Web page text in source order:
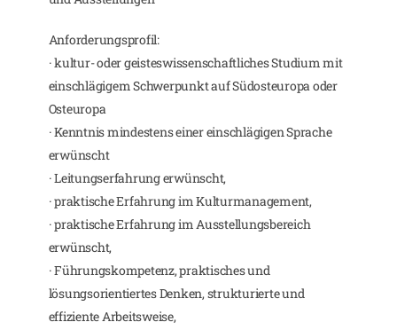
Anforderungsprofil:
· kultur- oder geisteswissenschaftliches Studium mit
einschlägigem Schwerpunkt auf Südosteuropa oder
Osteuropa
· Kenntnis mindestens einer einschlägigen Sprache
erwünscht
· Leitungserfahrung erwünscht,
· praktische Erfahrung im Kulturmanagement,
· praktische Erfahrung im Ausstellungsbereich
erwünscht,
· Führungskompetenz, praktisches und
lösungsorientiertes Denken, strukturierte und
effiziente Arbeitsweise,